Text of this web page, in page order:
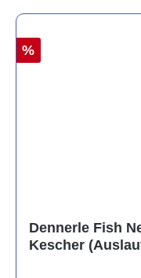
%
Dennerle Fish
Kescher